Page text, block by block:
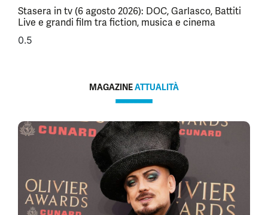
Stasera in tv (6 agosto 2026): DOC, Garlasco, Battiti
Live e grandi film tra fiction, musica e cinema
MAGAZINEATTUALITÀ